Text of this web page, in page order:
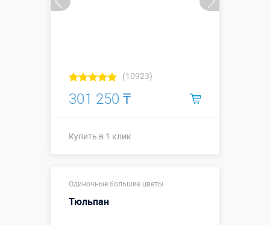
(10923)
301 250 ₸
Купить в 1 клик
Длина, метры:
⌀1-1,5м
Больше деталей →
Одиночные большие цветы
Тюльпан